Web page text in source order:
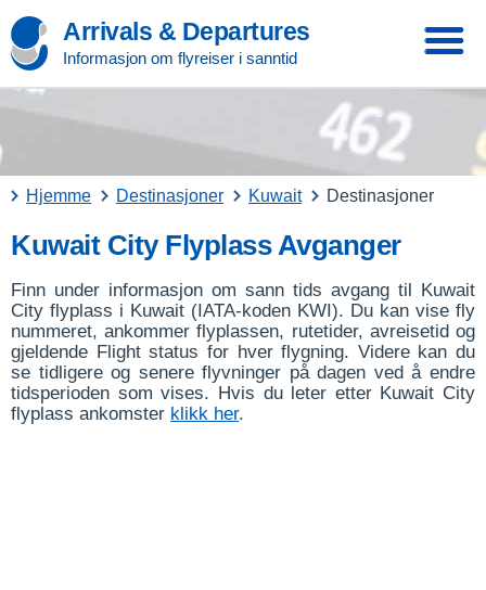
Arrivals & Departures
Informasjon om flyreiser i sanntid
Hjemme Destinasjoner Kuwait Destinasjoner
Kuwait City Flyplass Avganger
Finn under informasjon om sann tids avgang til Kuwait
City flyplass i Kuwait (IATA-koden KWI). Du kan vise fly
nummeret, ankommer flyplassen, rutetider, avreisetid og
gjeldende Flight status for hver flygning. Videre kan du
se tidligere og senere flyvninger på dagen ved å endre
tidsperioden som vises. Hvis du leter etter Kuwait City
flyplass ankomster klikk her.